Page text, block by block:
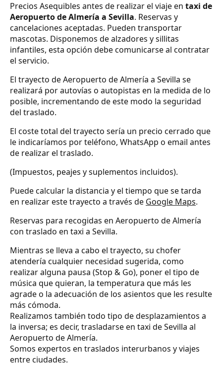
Precios Asequibles antes de realizar el viaje en taxi de
Aeropuerto de Almería a Sevilla. Reservas y
cancelaciones aceptadas. Pueden transportar
mascotas. Disponemos de alzadores y sillitas
infantiles, esta opción debe comunicarse al contratar
el servicio.
El trayecto de Aeropuerto de Almería a Sevilla se
realizará por autovías o autopistas en la medida de lo
posible, incrementando de este modo la seguridad
del traslado.
El coste total del trayecto sería un precio cerrado que
le indicaríamos por teléfono, WhatsApp o email antes
de realizar el traslado.
(Impuestos, peajes y suplementos incluidos).
Puede calcular la distancia y el tiempo que se tarda
en realizar este trayecto a través de Google Maps.
Reservas para recogidas en Aeropuerto de Almería
con traslado en taxi a Sevilla.
Mientras se lleva a cabo el trayecto, su chofer
atendería cualquier necesidad sugerida, como
realizar alguna pausa (Stop & Go), poner el tipo de
música que quieran, la temperatura que más les
agrade o la adecuación de los asientos que les resulte
más cómoda.
Realizamos también todo tipo de desplazamientos a
la inversa; es decir, trasladarse en taxi de Sevilla al
Aeropuerto de Almería.
Somos expertos en traslados interurbanos y viajes
entre ciudades.